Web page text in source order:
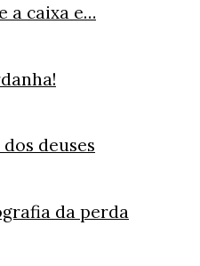
a caixa e…
deuses
da perda